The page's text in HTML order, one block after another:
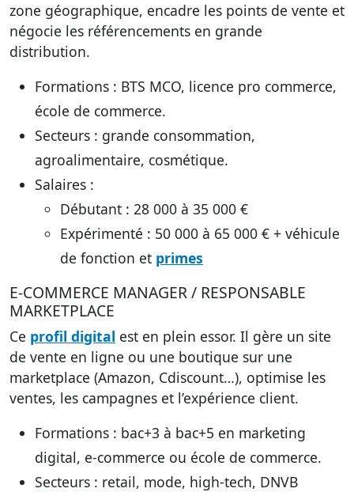
zone géographique, encadre les points de vente et
négocie les référencements en grande
distribution.
Formations : BTS MCO, licence pro commerce,
école de commerce.
Secteurs : grande consommation,
agroalimentaire, cosmétique.
Salaires :
Débutant : 28 000 à 35 000 €
Expérimenté : 50 000 à 65 000 € + véhicule
de fonction et primes
E-COMMERCE MANAGER / RESPONSABLE
MARKETPLACE
Ce profil digital est en plein essor. Il gère un site
de vente en ligne ou une boutique sur une
marketplace (Amazon, Cdiscount…), optimise les
ventes, les campagnes et l’expérience client.
Formations : bac+3 à bac+5 en marketing
digital, e-commerce ou école de commerce.
Secteurs : retail, mode, high-tech, DNVB